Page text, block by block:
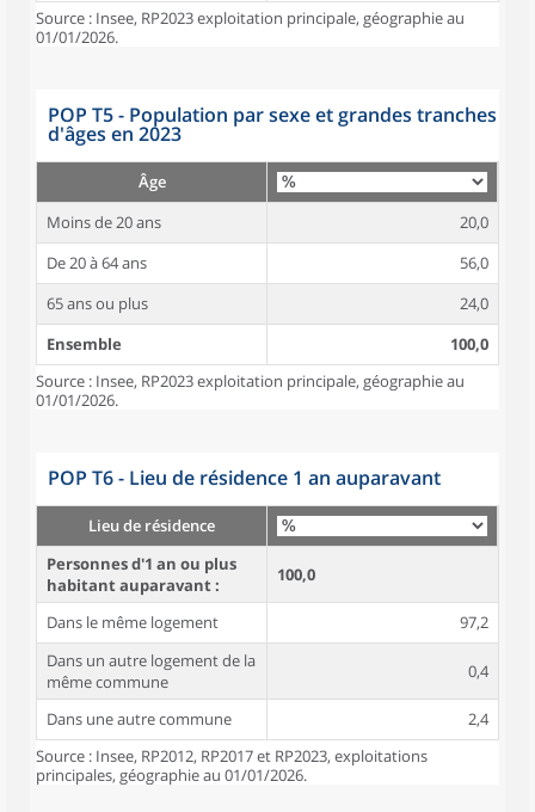
Source : Insee, RP2023 exploitation principale, géographie au
01/01/2026.
POP T5 - Population par sexe et grandes tranches
d'âges en 2023
Âge
Moins de 20 ans
20,0
De 20 à 64 ans
56,0
65 ans ou plus
24,0
Ensemble
100,0
Source : Insee, RP2023 exploitation principale, géographie au
01/01/2026.
POP T6 - Lieu de résidence 1 an auparavant
Lieu de résidence
Personnes d'1 an ou plus
habitant auparavant :
100,0
Dans le même logement
97,2
Dans un autre logement de la
même commune
0,4
Dans une autre commune
2,4
Source : Insee, RP2012, RP2017 et RP2023, exploitations
principales, géographie au 01/01/2026.